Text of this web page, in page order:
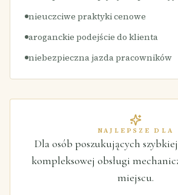
nieuczciwe praktyki cenowe
aroganckie podejście do klienta
niebezpieczna jazda pracowników
NAJLEPSZE DLA
Dla osób poszukujących
kompleksowej obsługi
miejscu.